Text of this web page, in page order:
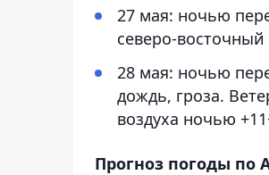
27 мая: ночью
северо-восточный
28 мая: ночью
дождь, гроза.
воздуха ночью
Прогноз погоды по